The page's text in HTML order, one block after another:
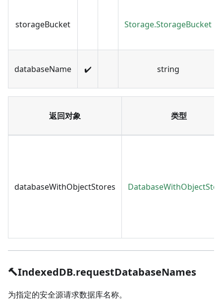
storageBucket Storage.StorageBucket
databaseName ✔️ string
返回对象 类型
databaseWithObjectStores
🔨IndexedDB.requestDatabaseNames
为指定的安全源请求数据库名称。